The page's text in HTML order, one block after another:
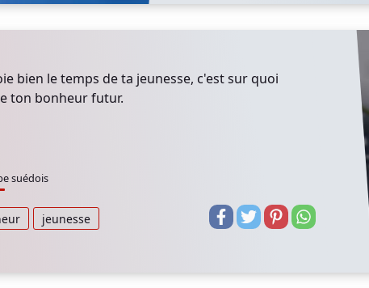
bien le temps de ta jeunesse, c'est sur quoi
ton bonheur futur.
suédois
jeunesse